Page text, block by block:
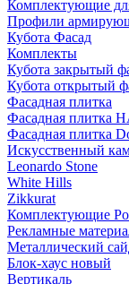
Комплектующие
Профили
Кубота Фасад
Комплекты
Кубота закрытый
Кубота открытый
Фасадная плитка
Фасадная плитка
Фасадная плитка
Искусственный
Leonardo Stone
White Hills
Zikkurat
Комплектующие
Рекламные
Металлический
Блок-хаус новый
Вертикаль